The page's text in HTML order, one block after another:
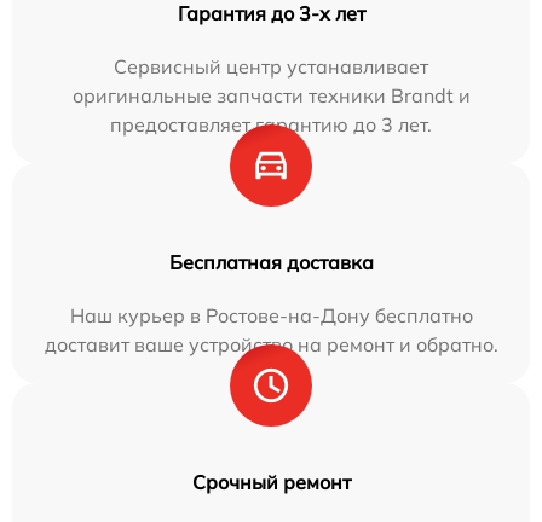
Гарантия до 3-х лет
Сервисный центр устанавливает
оригинальные запчасти техники Brandt и
предоставляет гарантию до 3 лет.
Бесплатная доставка
Наш курьер в Ростове-на-Дону бесплатно
доставит ваше устройство на ремонт и обратно.
Срочный ремонт